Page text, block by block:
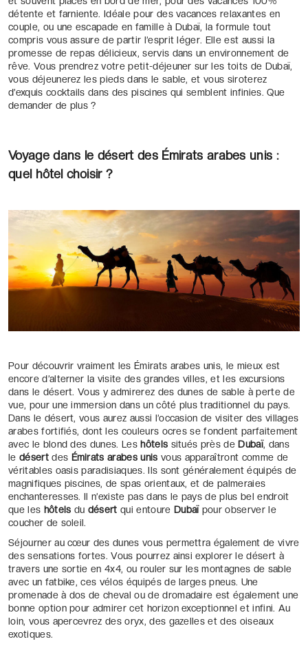
détente et farniente. Idéale pour des vacances relaxantes en
couple, ou une escapade en famille à Dubaï, la formule tout
compris vous assure de partir l’esprit léger. Elle est aussi la
promesse de repas délicieux, servis dans un environnement de
rêve. Vous prendrez votre petit-déjeuner sur les toits de Dubaï,
vous déjeunerez les pieds dans le sable, et vous siroterez
d’exquis cocktails dans des piscines qui semblent infinies. Que
demander de plus ?
Voyage dans le désert des Émirats arabes unis :
quel hôtel choisir ?
Pour découvrir vraiment les Émirats arabes unis, le mieux est
encore d’alterner la visite des grandes villes, et les excursions
dans le désert. Vous y admirerez des dunes de sable à perte de
vue, pour une immersion dans un côté plus traditionnel du pays.
Dans le désert, vous aurez aussi l’occasion de visiter des villages
arabes fortifiés, dont les couleurs ocres se fondent parfaitement
avec le blond des dunes. Leshôtels situés près de Dubaï, dans
le désertdes Émirats arabes unis vous apparaîtront comme de
véritables oasis paradisiaques. Ils sont généralement équipés de
magnifiques piscines, de spas orientaux, et de palmeraies
enchanteresses. Il n’existe pas dans le pays de plus bel endroit
que les hôtels du désertqui entoure Dubaï pour observer le
coucher de soleil.
Séjourner au cœur des dunes vous permettra également de vivre
des sensations fortes. Vous pourrez ainsi explorer le désert à
travers une sortie en 4x4, ou rouler sur les montagnes de sable
avec un fatbike, ces vélos équipés de larges pneus. Une
promenade à dos de cheval ou de dromadaire est également une
bonne option pour admirer cet horizon exceptionnel et infini. Au
loin, vous apercevrez des oryx, des gazelles et des oiseaux
exotiques.